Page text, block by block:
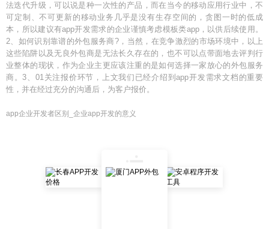
法迭代升级，可以说是种一次性的产品，而在当今的移动应用行业中，不
可定制、不可更新的移动业务几乎是没有生存空间的，贪图一时的低成
本，所以建议有app开发需求的企业谨慎考虑模板类app，以供后续使用。
2、如何识别靠谱的外包服务商?，当然，在竞争激烈的市场环境中，以上
这些陷阱以及无良外包商是无法长久存在的，也不可以点带面地去评判行
业整体的现状，作为企业主更应该注重的是如何选择一家放心的外包服务
商。3、01关注报价环节，上文我们已经介绍到app开发需求文档的重要
性，并在经过充分的沟通后，为客户报价。
app企业开发者区别_企业app开发的意义